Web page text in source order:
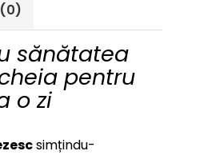
(0)
sănătatea
pentru
o zi
simțindu-